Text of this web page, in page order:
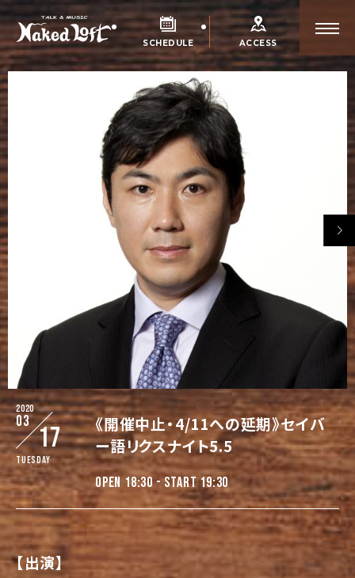
SCHEDULE ACCESS
2020
03
17
Tuesday
《開催中止・4/11への延期》セイバ
ー語リクスナイト5.5
OPEN 18:30 - START 19:30
【出演】